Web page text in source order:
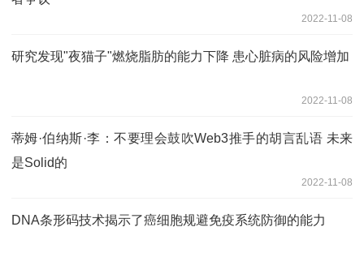
2022-11-08
研究发现"夜猫子"燃烧脂肪的能力下降 患心脏病的风险增加
2022-11-08
蒂姆·伯纳斯·李：不要理会鼓吹Web3推手的胡言乱语 未来
是Solid的
2022-11-08
DNA条形码技术揭示了癌细胞规避免疫系统防御的能力